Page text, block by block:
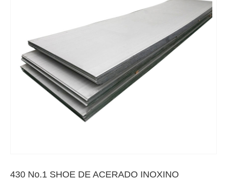
430 No.1 SHOE DE ACERADO INOXINO